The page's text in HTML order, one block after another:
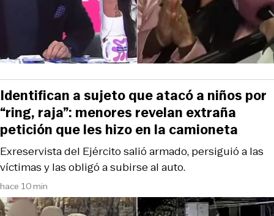
hace 10 min
Exreservista del Ejército salió armado, persiguió a las
víctimas y las obligó a subirse al auto.
Identifican a sujeto que atacó a niños por
“ring, raja”: menores revelan extraña
petición que les hizo en la camioneta